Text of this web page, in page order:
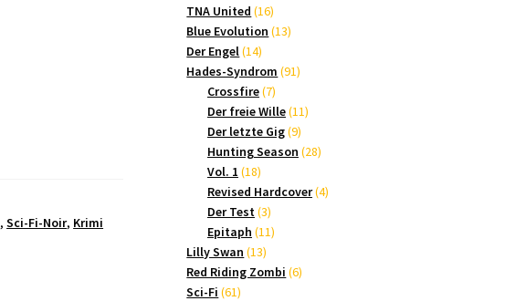
,Sci-Fi-Noir, Krimi
Produkte
TNA United 1616
Produkte
Blue Evolution 1313
Der Engel 1414
Produkte
Hades-Syndrom 9191
Crossfire 77
Produkte
Der freie Wille 1111
Der letzte Gig 99
Produkte
Hunting Season 2828
Vol. 1 1818
Produkte
Revised Hardcover 44
Der Test 33
Produkte
Epitaph 1111
Lilly Swan 1313
Produkte
Red Riding Zombi 66
Sci-Fi 6161